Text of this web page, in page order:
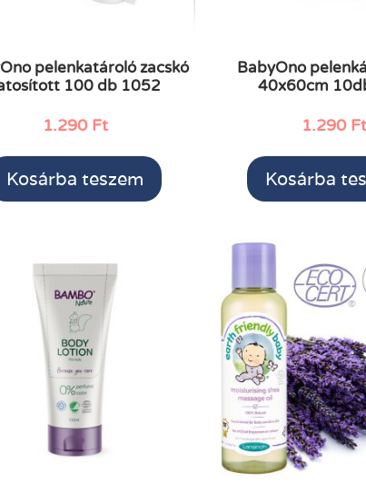
pelenkatároló zacskó
100 db 1052
1.290 Ft
Kosárba teszem
BabyOno
40x60cm
1.290 Ft
Kosárba